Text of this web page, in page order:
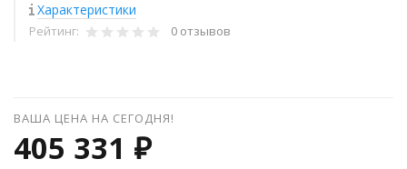
Характеристики
Рейтинг: 0 отзывов
ВАША ЦЕНА НА СЕГОДНЯ!
405 331 ₽